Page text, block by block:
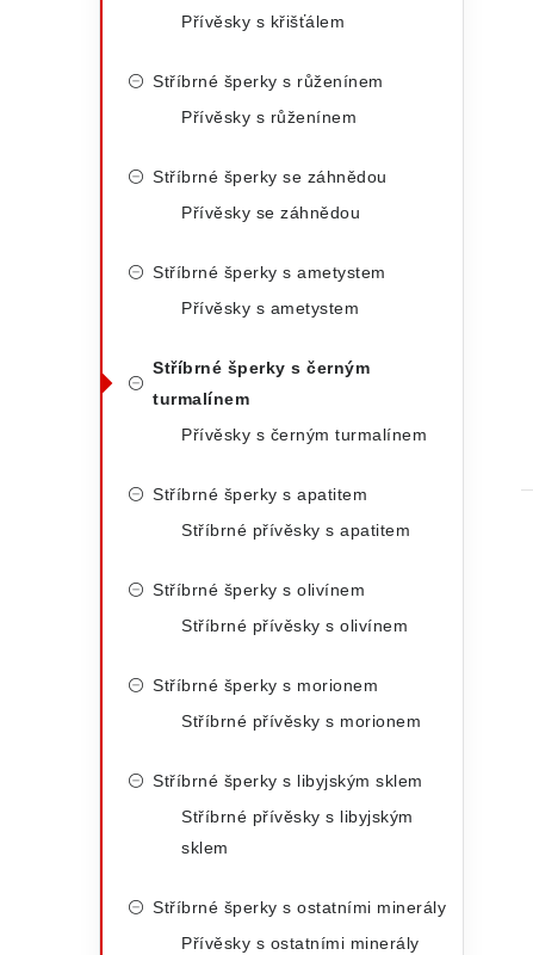
Přívěsky s křišťálem
Stříbrné šperky s růženínem
Přívěsky s růženínem
Stříbrné šperky se záhnědou
Přívěsky se záhnědou
Stříbrné šperky s ametystem
Přívěsky s ametystem
Stříbrné šperky s černým
turmalínem
Přívěsky s černým turmalínem
Stříbrné šperky s apatitem
Stříbrné přívěsky s apatitem
Stříbrné šperky s olivínem
Stříbrné přívěsky s olivínem
Stříbrné šperky s morionem
Stříbrné přívěsky s morionem
Stříbrné šperky s libyjským sklem
Stříbrné přívěsky s libyjským
sklem
Stříbrné šperky s ostatními minerály
Přívěsky s ostatními minerály